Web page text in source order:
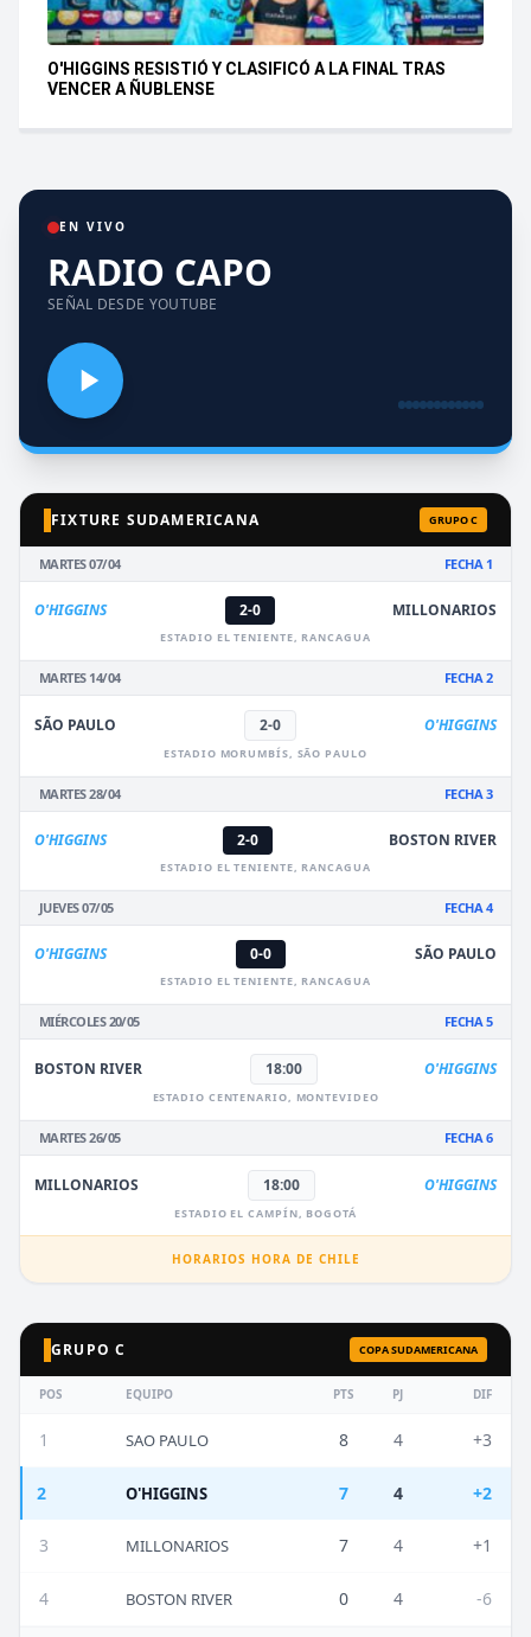
O'HIGGINS RESISTIÓ Y CLASIFICÓ A LA FINAL TRAS
VENCER A ÑUBLENSE
EN VIVO
RADIO CAPO
SEÑAL DESDE YOUTUBE
FIXTURE SUDAMERICANA GRUPO C
MARTES 07/04 FECHA 1
O'HIGGINS 2-0 MILLONARIOS
ESTADIO EL TENIENTE, RANCAGUA
MARTES 14/04 FECHA 2
SÃO PAULO 2-0 O'HIGGINS
ESTADIO MORUMBÍS, SÃO PAULO
MARTES 28/04 FECHA 3
O'HIGGINS 2-0 BOSTON RIVER
ESTADIO EL TENIENTE, RANCAGUA
JUEVES 07/05 FECHA 4
O'HIGGINS 0-0 SÃO PAULO
ESTADIO EL TENIENTE, RANCAGUA
MIÉRCOLES 20/05 FECHA 5
BOSTON RIVER 18:00 O'HIGGINS
ESTADIO CENTENARIO, MONTEVIDEO
MARTES 26/05 FECHA 6
MILLONARIOS 18:00 O'HIGGINS
ESTADIO EL CAMPÍN, BOGOTÁ
HORARIOS HORA DE CHILE
GRUPO C COPA SUDAMERICANA
POS EQUIPO PTS PJ DIF
1 SAO PAULO 8 4 +3
2 O'HIGGINS 7 4 +2
3 MILLONARIOS 7 4 +1
4 BOSTON RIVER 0 4 -6